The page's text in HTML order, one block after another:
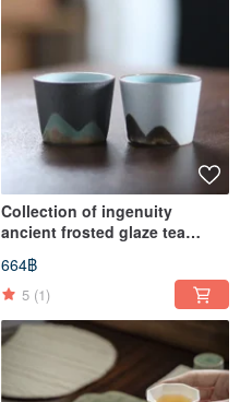
Collection of ingenuity
ancient frosted glaze tea
cups-2 pairs of cups
664฿
5 (1)